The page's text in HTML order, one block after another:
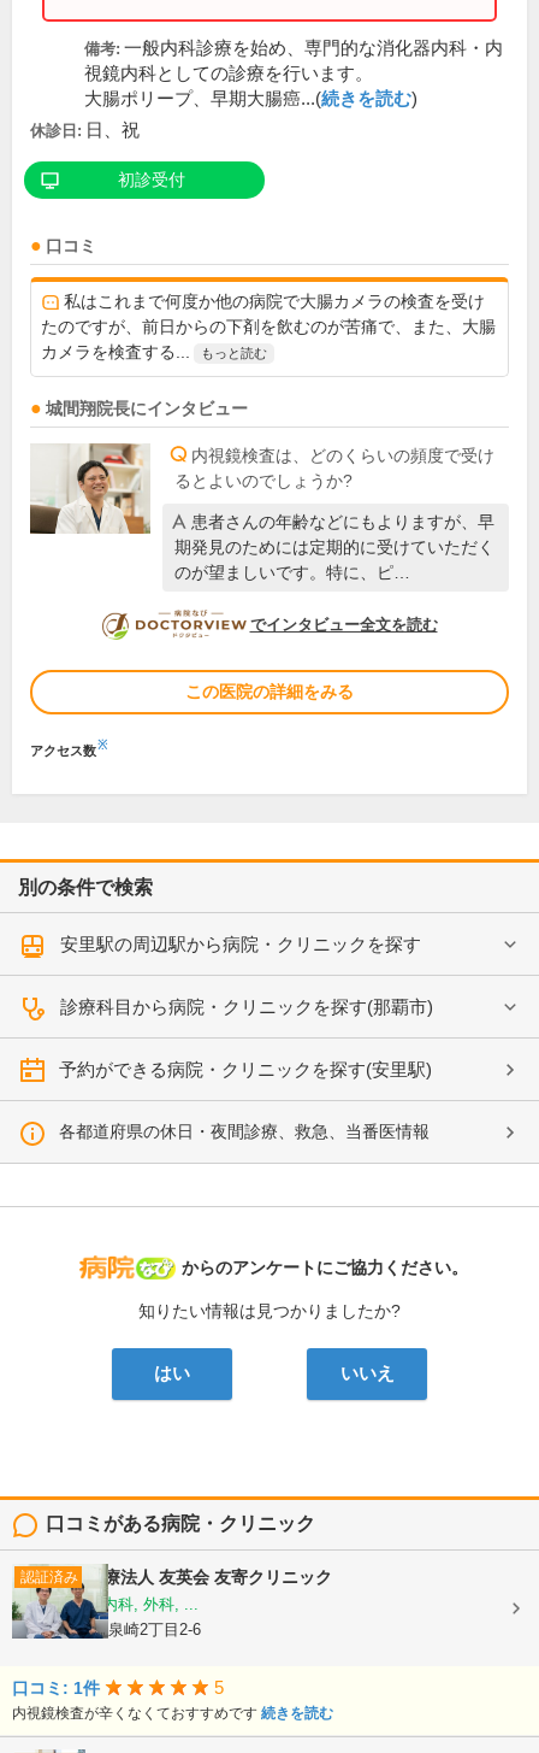
備考: 一般内科診療を始め、専門的な消化器内科・内
視鏡内科としての診療を行います。
大腸ポリープ、早期大腸癌...(続きを読む)
休診日: 日、祝
初診受付
口コミ
私はこれまで何度か他の病院で大腸カメラの検査を受け
たのですが、前日からの下剤を飲むのが苦痛で、また、大腸
カメラを検査する...
もっと読む
城間翔 院長にインタビュー
内視鏡検査は、どのくらいの頻度で受け
るとよいのでしょうか?
患者さんの年齢などにもよりますが、早
期発見のためには定期的に受けていただく
のが望ましいです。特に、ピ…
DOCTORVIEW
でインタビュー全文を読む
この医院の詳細をみる
アクセス数※
別の条件で検索
安里駅の周辺駅から病院・クリニックを探す
診療科目から病院・クリニックを探す(那覇市)
予約ができる病院・クリニックを探す(安里駅)
各都道府県の休日・夜間診療、救急、当番医情報
病院なび
からのアンケートにご協力ください。
知りたい情報は見つかりましたか?
はい いいえ
口コミがある病院・クリニック
認証済み 医療法人 友英会 友寄クリニック
内科, 消化器内科, 外科, ...
沖縄県那覇市泉崎2丁目2-6
口コミ: 1件 5
内視鏡検査が辛くなくておすすめです 続きを読む